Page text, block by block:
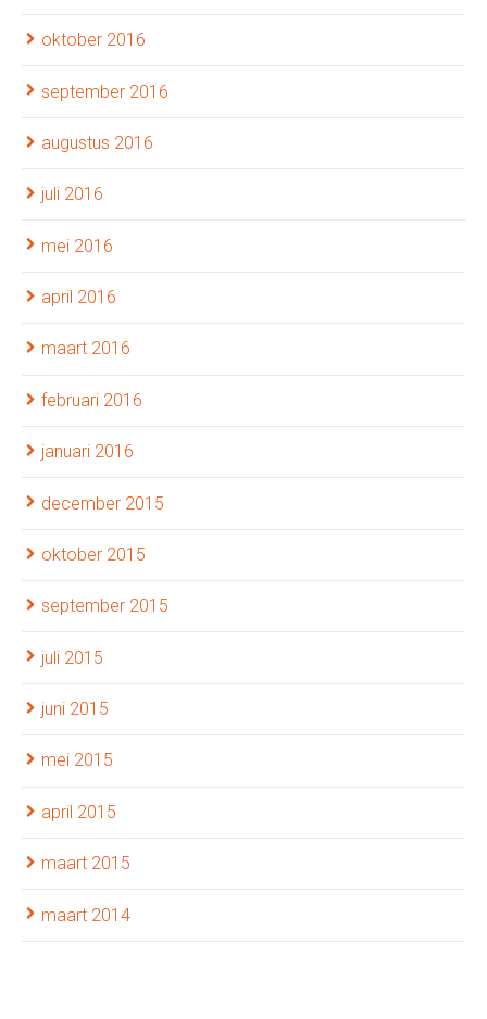
oktober 2016
september 2016
augustus 2016
juli 2016
mei 2016
april 2016
maart 2016
februari 2016
januari 2016
december 2015
oktober 2015
september 2015
juli 2015
juni 2015
mei 2015
april 2015
maart 2015
maart 2014